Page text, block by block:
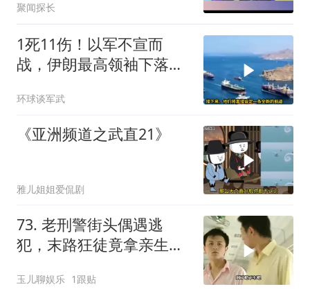
对武力！
聚闻探长
1死11伤！以军不宣而
战，伊朗最高领袖下落不
环球谈军武
《亚洲频道之武直21》
雅儿姐姐爱侃剧
73. 老刑警街头偶遇逃
犯，末路狂徒竟拿亲生儿
玉儿聊娱乐 1跟贴